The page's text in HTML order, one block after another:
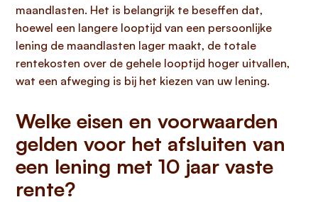
maandlasten. Het is belangrijk te beseffen dat,
hoewel een langere looptijd van een persoonlijke
lening de maandlasten lager maakt, de totale
rentekosten over de gehele looptijd hoger uitvallen,
wat een afweging is bij het kiezen van uw lening.
Welke eisen en voorwaarden
gelden voor het afsluiten van
een lening met 10 jaar vaste
rente?